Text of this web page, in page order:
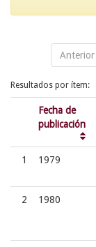
Anterior
Resultados por ítem:
Fecha de
publicación
1 1979
2 1980